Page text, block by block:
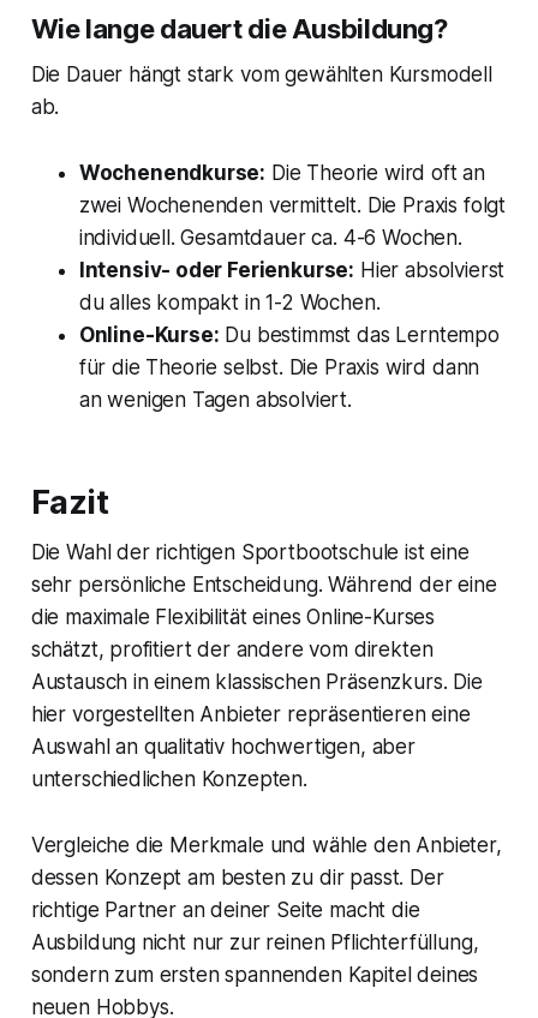
Wie lange dauert die Ausbildung?
Die Dauer hängt stark vom gewählten Kursmodell
ab.
Wochenendkurse: Die Theorie wird oft an
zwei Wochenenden vermittelt. Die Praxis folgt
individuell. Gesamtdauer ca. 4-6 Wochen.
Intensiv- oder Ferienkurse: Hier absolvierst
du alles kompakt in 1-2 Wochen.
Online-Kurse: Du bestimmst das Lerntempo
für die Theorie selbst. Die Praxis wird dann
an wenigen Tagen absolviert.
Fazit
Die Wahl der richtigen Sportbootschule ist eine
sehr persönliche Entscheidung. Während der eine
die maximale Flexibilität eines Online-Kurses
schätzt, profitiert der andere vom direkten
Austausch in einem klassischen Präsenzkurs. Die
hier vorgestellten Anbieter repräsentieren eine
Auswahl an qualitativ hochwertigen, aber
unterschiedlichen Konzepten.
Vergleiche die Merkmale und wähle den Anbieter,
dessen Konzept am besten zu dir passt. Der
richtige Partner an deiner Seite macht die
Ausbildung nicht nur zur reinen Pflichterfüllung,
sondern zum ersten spannenden Kapitel deines
neuen Hobbys.